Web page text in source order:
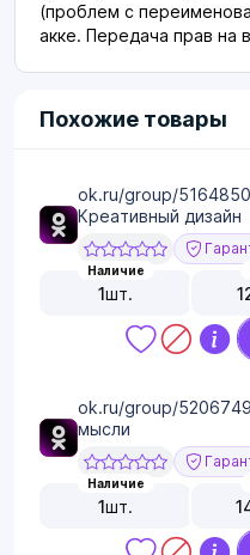
(проблем с
акке. Передача прав на
Похожие товары
ok.ru/group/
Креативный дизайн
Наличие
1шт.
ok.ru/group/
мысли
Наличие
1шт.